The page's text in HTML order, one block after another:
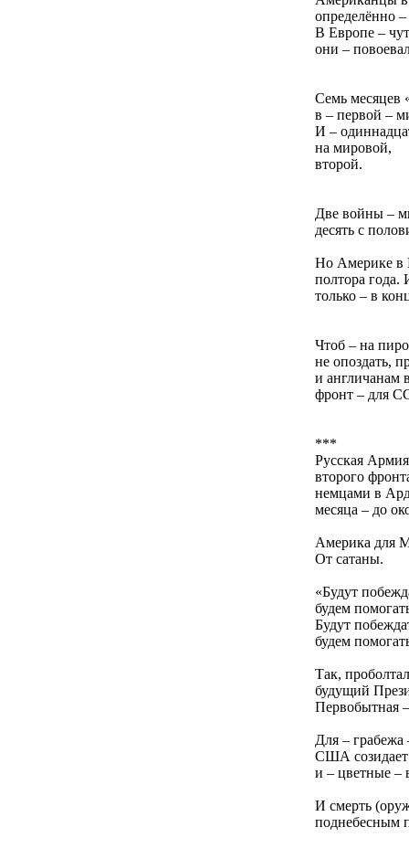
определённо
В Европе –
они –
Семь месяцев
в – первой –
И –
на мировой,
второй.
Две войны –
десять с
Но Америке в
полтора года.
только – в
Чтоб – на
не опоздать,
и англичанам
фронт – для
***
Русская
второго
немцами в
месяца – до
Америка для
От сатаны.
«Будут
будем
Будут
будем
Так,
будущий
Первобытная
Для – грабежа
США
и – цветные –
И смерть
поднебесным